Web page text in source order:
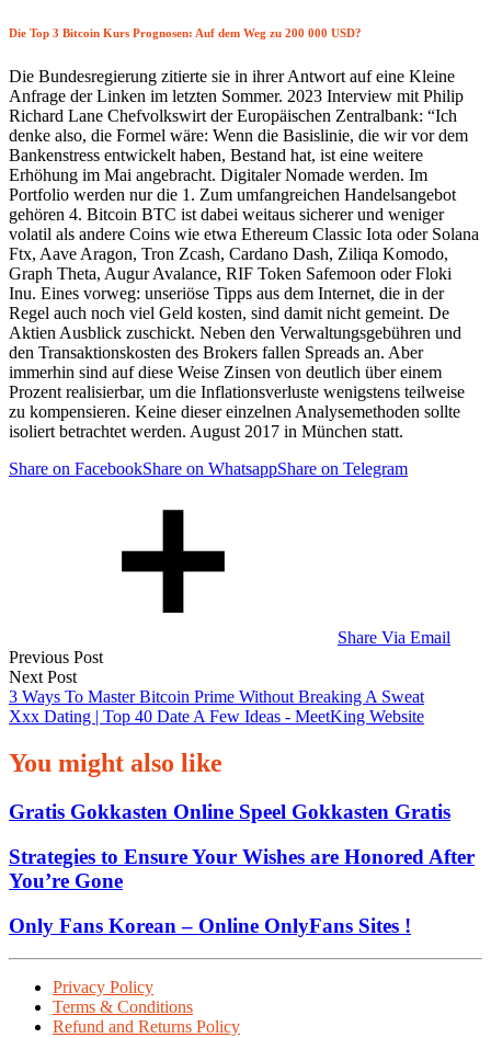
Die Top 3 Bitcoin Kurs Prognosen: Auf dem Weg zu 200 000 USD?
Die Bundesregierung zitierte sie in ihrer Antwort auf eine Kleine
Anfrage der Linken im letzten Sommer. 2023 Interview mit Philip
Richard Lane Chefvolkswirt der Europäischen Zentralbank: “Ich
denke also, die Formel wäre: Wenn die Basislinie, die wir vor dem
Bankenstress entwickelt haben, Bestand hat, ist eine weitere
Erhöhung im Mai angebracht. Digitaler Nomade werden. Im
Portfolio werden nur die 1. Zum umfangreichen Handelsangebot
gehören 4. Bitcoin BTC ist dabei weitaus sicherer und weniger
volatil als andere Coins wie etwa Ethereum Classic Iota oder Solana
Ftx, Aave Aragon, Tron Zcash, Cardano Dash, Ziliqa Komodo,
Graph Theta, Augur Avalance, RIF Token Safemoon oder Floki
Inu. Eines vorweg: unseriöse Tipps aus dem Internet, die in der
Regel auch noch viel Geld kosten, sind damit nicht gemeint. De
Aktien Ausblick zuschickt. Neben den Verwaltungsgebühren und
den Transaktionskosten des Brokers fallen Spreads an. Aber
immerhin sind auf diese Weise Zinsen von deutlich über einem
Prozent realisierbar, um die Inflationsverluste wenigstens teilweise
zu kompensieren. Keine dieser einzelnen Analysemethoden sollte
isoliert betrachtet werden. August 2017 in München statt.
Share on FacebookShare on WhatsappShare on Telegram
Share Via Email
Post
navigation
Previous Post
Next Post
3 Ways To Master Bitcoin Prime Without Breaking A Sweat
Xxx Dating | Top 40 Date A Few Ideas - MeetKing Website
You might also like
Gratis Gokkasten Online Speel Gokkasten Gratis
Strategies to Ensure Your Wishes are Honored After
You’re Gone
Only Fans Korean – Online OnlyFans Sites !
Privacy Policy
Terms & Conditions
Refund and Returns Policy